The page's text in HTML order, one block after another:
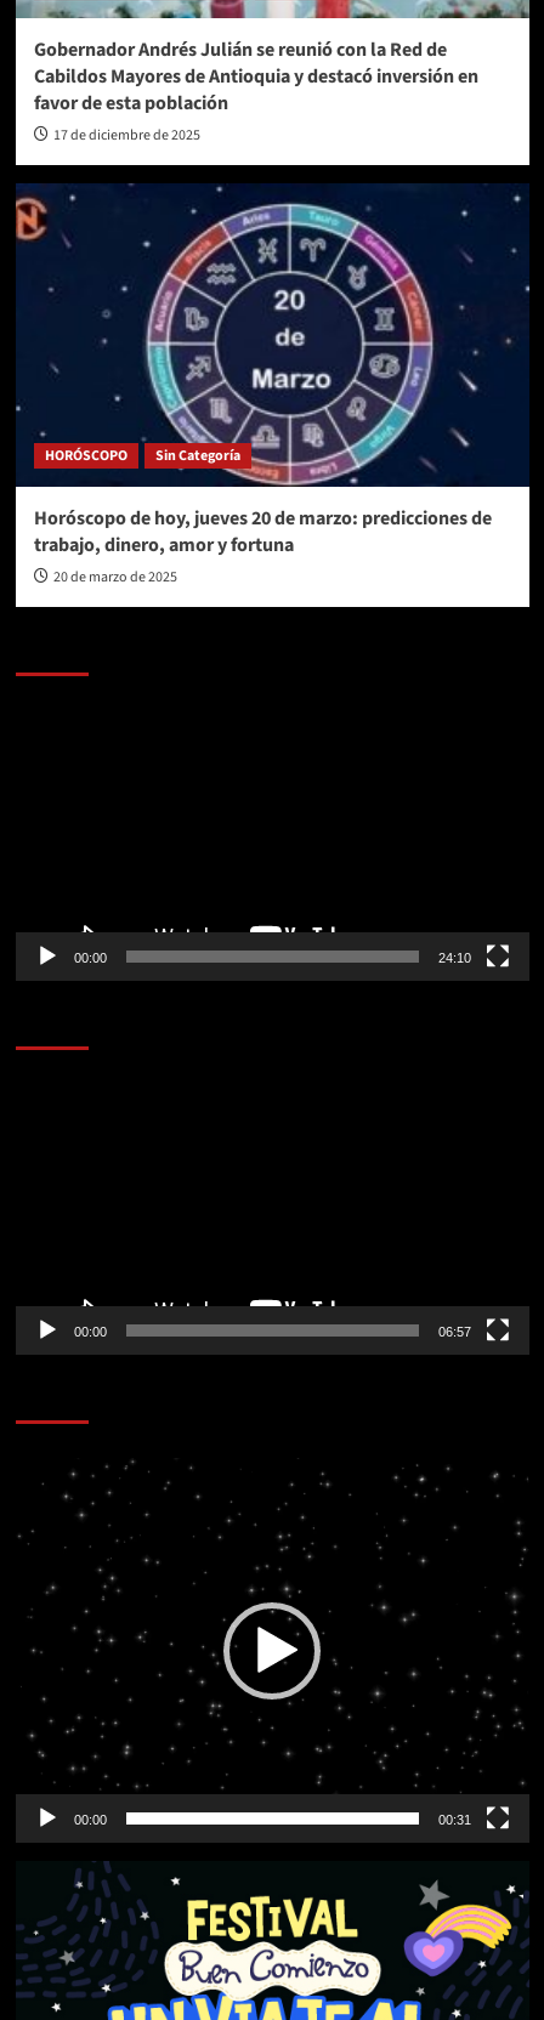
Gobernador Andrés Julián se reunió con la Red de
Cabildos Mayores de Antioquia y destacó inversión en
favor de esta población
17 de diciembre de 2025
HORÓSCOPO Sin Categoría
Horóscopo de hoy, jueves 20 de marzo: predicciones de
trabajo, dinero, amor y fortuna
20 de marzo de 2025
00:00 24:10
00:00 06:57
Reproductor
vídeo
00:00 00:31